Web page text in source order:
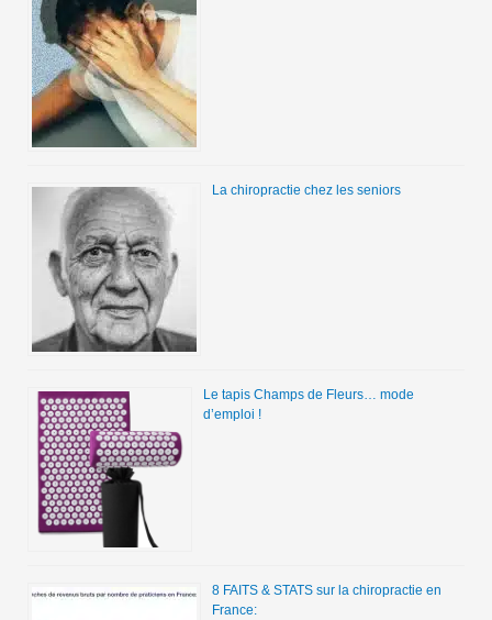
La chiropractie chez les seniors
Le tapis Champs de Fleurs… mode
d’emploi !
8 FAITS & STATS sur la chiropractie en
France: